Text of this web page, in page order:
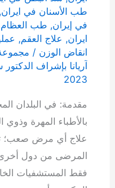
طب الأسنان في ايران,
في إيران, طب العظام
ايران, علاج العقم,
انقاض الوزن /
آریانا بإشراف
2023
مقدمة: في البلدان
بالأطباء المهرة وذوي
علاج أي مرض صعب؛
المرضى من دول أخرى
فقط المستشفيات